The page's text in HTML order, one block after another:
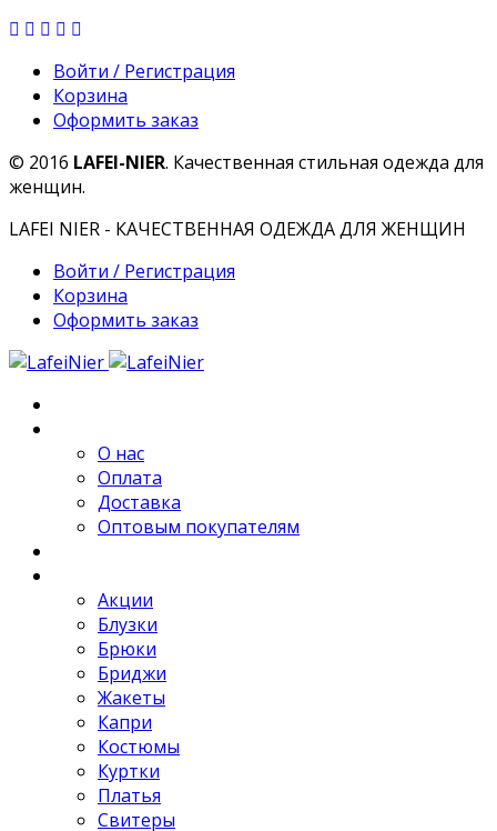
Войти / Регистрация
Корзина
Оформить заказ
© 2016 LAFEI-NIER. Качественная стильная одежда для
женщин.
LAFEI NIER - КАЧЕСТВЕННАЯ ОДЕЖДА ДЛЯ ЖЕНЩИН
Войти / Регистрация
Корзина
Оформить заказ
О нас
Оплата
Доставка
Оптовым покупателям
Акции
Блузки
Брюки
Бриджи
Жакеты
Капри
Костюмы
Куртки
Платья
Свитеры